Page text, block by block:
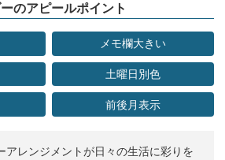
のアピールポイント
メモ欄大きい
土曜日別色
前後月表示
アレンジメントが日々の生活に彩りを